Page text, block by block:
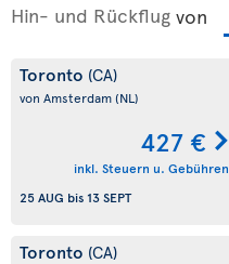
Hin- und Rückflug von
Toronto (CA)
von Amsterdam(NL)
427 €
inkl. Steuern u. Gebühren
25 AUG bis 13 SEPT
Toronto (CA)